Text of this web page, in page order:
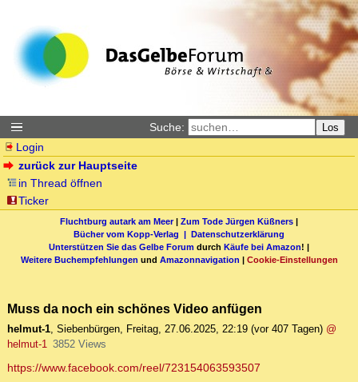
Suche: Los
Login
zurück zur Hauptseite
in Thread öffnen
Ticker
Fluchtburg autark am Meer| Zum Tode Jürgen Küßners |
Bücher vom Kopp-Verlag | Datenschutzerklärung
Unterstützen Sie das Gelbe Forum durch Käufe bei Amazon! |
Weitere Buchempfehlungen und Amazonnavigation | Cookie-Einstellungen
Muss da noch ein schönes Video anfügen
helmut-1, Siebenbürgen, Freitag, 27.06.2025, 22:19 (vor 407 Tagen) @
helmut-1 3852 Views
https://www.facebook.com/reel/723154063593507